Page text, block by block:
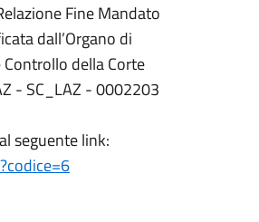
Fine Mandato
dall’Organo di
della Corte
- SC_LAZ - 0002203
seguente link: